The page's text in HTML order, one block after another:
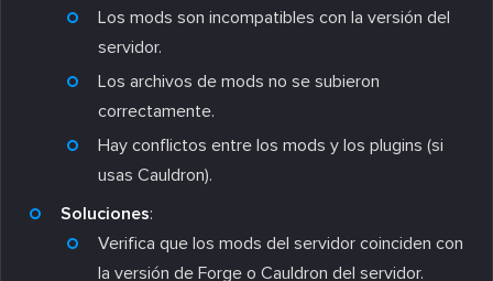
Los mods son incompatibles con la versión del
servidor.
Los archivos de mods no se subieron
correctamente.
Hay conflictos entre los mods y los plugins (si
usas Cauldron).
Soluciones:
Verifica que los mods del servidor coinciden con
la versión de Forge o Cauldron del servidor.